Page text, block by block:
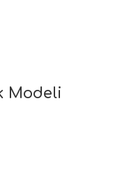
Modeli